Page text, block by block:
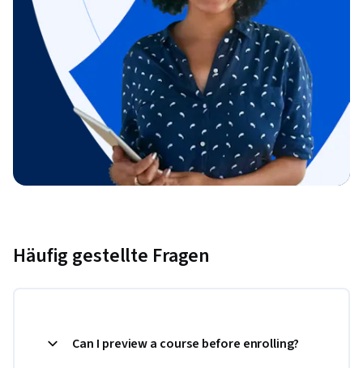
Häufig gestellte Fragen
Can I preview a course before enrolling?